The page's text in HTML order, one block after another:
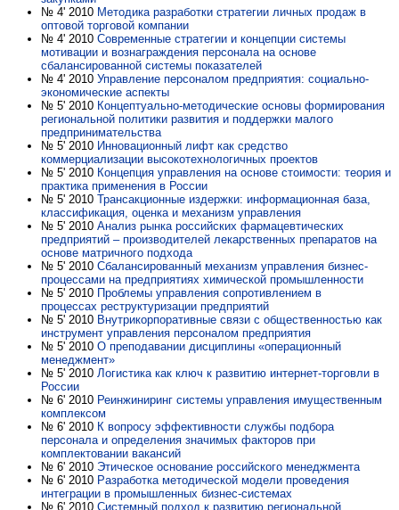
№ 4' 2010 Методика разработки стратегии личных продаж в
оптовой торговой компании
№ 4' 2010 Современные стратегии и концепции системы
мотивации и вознаграждения персонала на основе
сбалансированной системы показателей
№ 4' 2010 Управление персоналом предприятия: социально-
экономические аспекты
№ 5' 2010 Концептуально-методические основы формирования
региональной политики развития и поддержки малого
предпринимательства
№ 5' 2010 Инновационный лифт как средство
коммерциализации высокотехнологичных проектов
№ 5' 2010 Концепция управления на основе стоимости: теория и
практика применения в России
№ 5' 2010 Трансакционные издержки: информационная база,
классификация, оценка и механизм управления
№ 5' 2010 Анализ рынка российских фармацевтических
предприятий – производителей лекарственных препаратов на
основе матричного подхода
№ 5' 2010 Сбалансированный механизм управления бизнес-
процессами на предприятиях химической промышленности
№ 5' 2010 Проблемы управления сопротивлением в
процессах реструктуризации предприятий
№ 5' 2010 Внутрикорпоративные связи с общественностью как
инструмент управления персоналом предприятия
№ 5' 2010 О преподавании дисциплины «операционный
менеджмент»
№ 5' 2010 Логистика как ключ к развитию интернет-торговли в
России
№ 6' 2010 Реинжиниринг системы управления имущественным
комплексом
№ 6' 2010 К вопросу эффективности службы подбора
персонала и определения значимых факторов при
комплектовании вакансий
№ 6' 2010 Этическое основание российского менеджмента
№ 6' 2010 Разработка методической модели проведения
интеграции в промышленных бизнес-системах
№ 6' 2010 Системный подход к развитию региональной